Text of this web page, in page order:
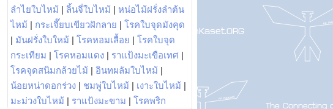
ลำไยใบไหม้ | ลิ้นจี่ใบไหม้ | หน่อไม้ฝรั่งลำต้น
ไหม้ | กระเจี๊ยบเขียวฝักลาย | โรคใบจุดมังคุด
| มันฝรั่งใบใหม้ | โรคหอมเลื้อย | โรคใบจุด
กระเทียม | โรคหอมแดง | ราแป้งมะเขือเทศ |
โรคจุดสนิมกล้วยไม้ | อินทผลัมใบไหม้ |
น้อยหน่าดอกร่วง | ชมพู่ใบไหม้ | เงาะใบไหม้ |
มะม่วงใบไหม้ | ราแป้งมะขาม | โรคพริก